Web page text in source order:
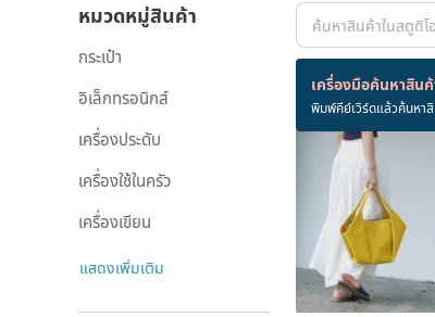
หมวดหมู่สินค้า
กระเป๋า
อิเล็กทรอนิกส์
เครื่องประดับ
เครื่องใช้ในครัว
เครื่องเขียน
แสดงเพิ่มเติม
เครื่องมือค้นหาสิน
พิมพ์คีย์เวิร์ดแล้วค้นหา
สินค้า 60 ชิ้น